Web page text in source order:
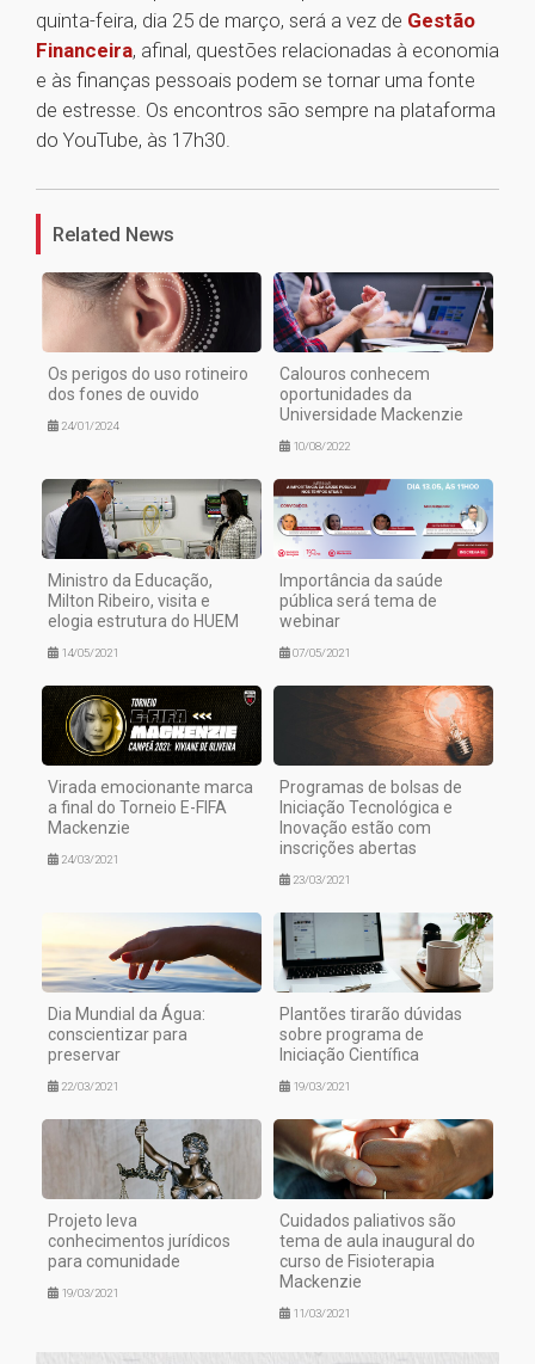
quinta-feira, dia 25 de março, será a vez de Gestão
Financeira, afinal, questões relacionadas à economia
e às finanças pessoais podem se tornar uma fonte
de estresse. Os encontros são sempre na plataforma
do YouTube, às 17h30.
Related News
Os perigos do uso rotineiro
dos fones de ouvido
24/01/2024
Calouros conhecem
oportunidades da
Universidade Mackenzie
10/08/2022
Ministro da Educação,
Milton Ribeiro, visita e
elogia estrutura do HUEM
14/05/2021
Importância da saúde
pública será tema de
webinar
07/05/2021
Virada emocionante marca
a final do Torneio E-FIFA
Mackenzie
24/03/2021
Programas de bolsas de
Iniciação Tecnológica e
Inovação estão com
inscrições abertas
23/03/2021
Dia Mundial da Água:
conscientizar para
preservar
22/03/2021
Plantões tirarão dúvidas
sobre programa de
Iniciação Científica
19/03/2021
Projeto leva
conhecimentos jurídicos
para comunidade
19/03/2021
Cuidados paliativos são
tema de aula inaugural do
curso de Fisioterapia
Mackenzie
11/03/2021